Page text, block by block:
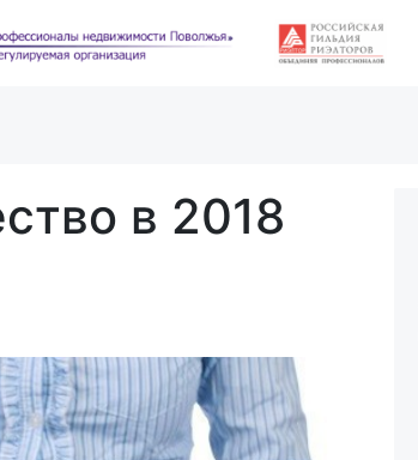
в 2018